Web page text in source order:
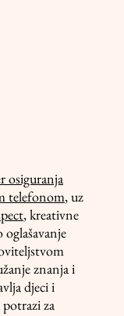
osiguranja
telefonom, uz
, kreativne
oglašavanje
znanja i
djeci i
za